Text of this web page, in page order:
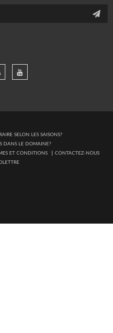
SELON LES SAISONS?
DANS LE DOMAINE?
ET CONDITIONS
CONTACTEZ-NOUS